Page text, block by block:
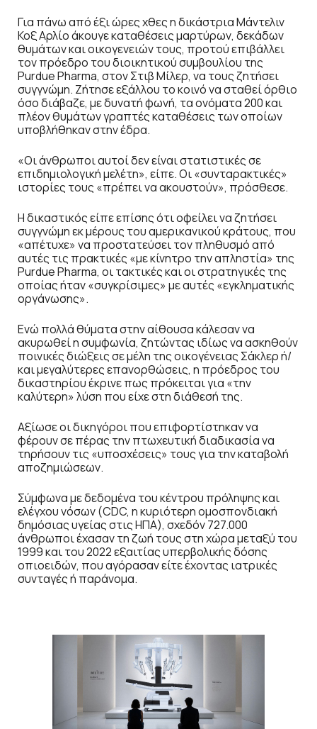
Για πάνω από έξι ώρες χθες η δικάστρια Μάντελιν
Κοξ Αρλίο άκουγε καταθέσεις μαρτύρων, δεκάδων
θυμάτων και οικογενειών τους, προτού επιβάλλει
τον πρόεδρο του διοικητικού συμβουλίου της
Purdue Pharma, στον Στιβ Μίλερ, να τους ζητήσει
συγγνώμη. Ζήτησε εξάλλου το κοινό να σταθεί όρθιο
όσο διάβαζε, με δυνατή φωνή, τα ονόματα 200 και
πλέον θυμάτων γραπτές καταθέσεις των οποίων
υποβλήθηκαν στην έδρα.
«Οι άνθρωποι αυτοί δεν είναι στατιστικές σε
επιδημιολογική μελέτη», είπε. Οι «συνταρακτικές»
ιστορίες τους «πρέπει να ακουστούν», πρόσθεσε.
Η δικαστικός είπε επίσης ότι οφείλει να ζητήσει
συγγνώμη εκ μέρους του αμερικανικού κράτους, που
«απέτυχε» να προστατεύσει τον πληθυσμό από
αυτές τις πρακτικές «με κίνητρο την απληστία» της
Purdue Pharma, οι τακτικές και οι στρατηγικές της
οποίας ήταν «συγκρίσιμες» με αυτές «εγκληματικής
οργάνωσης».
Ενώ πολλά θύματα στην αίθουσα κάλεσαν να
ακυρωθεί η συμφωνία, ζητώντας ιδίως να ασκηθούν
ποινικές διώξεις σε μέλη της οικογένειας Σάκλερ ή/
και μεγαλύτερες επανορθώσεις, η πρόεδρος του
δικαστηρίου έκρινε πως πρόκειται για «την
καλύτερη» λύση που είχε στη διάθεσή της.
Αξίωσε οι δικηγόροι που επιφορτίστηκαν να
φέρουν σε πέρας την πτωχευτική διαδικασία να
τηρήσουν τις «υποσχέσεις» τους για την καταβολή
αποζημιώσεων.
Σύμφωνα με δεδομένα του κέντρου πρόληψης και
ελέγχου νόσων (CDC, η κυριότερη ομοσπονδιακή
δημόσιας υγείας στις ΗΠΑ), σχεδόν 727.000
άνθρωποι έχασαν τη ζωή τους στη χώρα μεταξύ του
1999 και του 2022 εξαιτίας υπερβολικής δόσης
οπιοειδών, που αγόρασαν είτε έχοντας ιατρικές
συνταγές ή παράνομα.